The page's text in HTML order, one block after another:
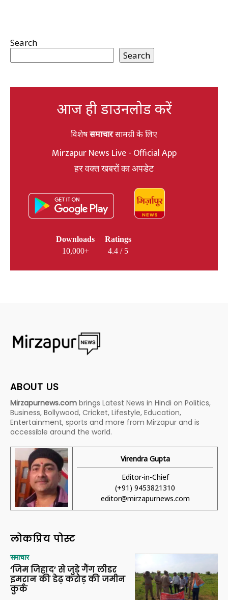
Search
Search
आज ही डाउनलोड करें
विशेषसमाचारसामग्री के लिए
Mirzapur News Live - Official App
हर वक्त खबरों का अपडेट
Downloads
10,000+
Ratings
4.4 / 5
ABOUT US
Mirzapurnews.com brings Latest News in Hindi on Politics,
Business, Bollywood, Cricket, Lifestyle, Education,
Entertainment, sports and more from Mirzapur and is
accessible around the world.
Virendra Gupta
Editor-in-Chief
(+91) 9453821310
editor@mirzapurnews.com
लोकप्रिय पोस्ट
समाचार
‘जिम जिहाद’ से जुड़े गैंग लीडर
इमरान की डेढ़ करोड़ की जमीन
कुर्क